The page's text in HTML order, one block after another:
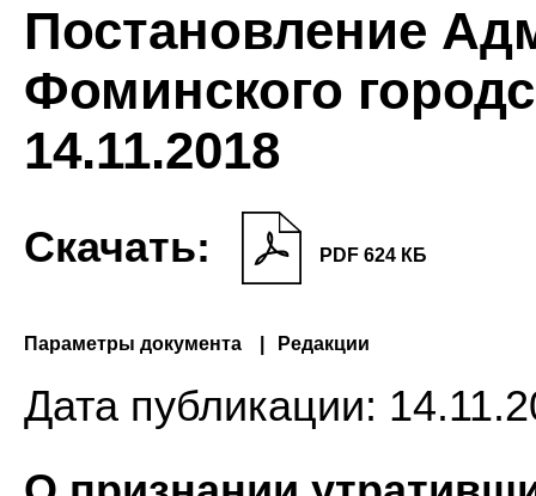
Постановление
Фоминского
14.11.2018
Скачать: PDF 624 КБ
Параметры документа Редакции
Дата публикации: